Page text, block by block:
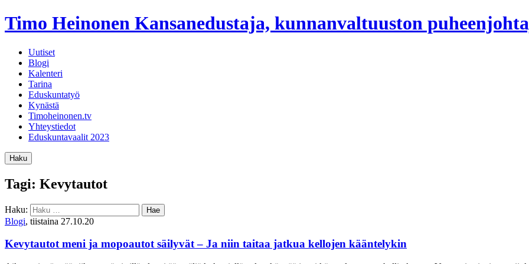
Timo Heinonen Kansanedustaja, kunnanvaltuuston
Uutiset
Blogi
Kalenteri
Tarina
Eduskuntatyö
Kynästä
Timoheinonen.tv
Yhteystiedot
Eduskuntavaalit 2023
Haku
Tagi: Kevytautot
Haku:
Blogi, tiistaina 27.10.20
Kevytautot meni ja mopoautot säilyvät – Ja niin taitaa jatkua kellojen kääntelykin